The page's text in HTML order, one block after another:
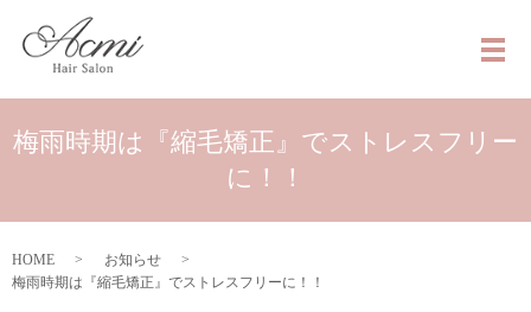
メ
梅雨時期は『縮毛矯正』でストレスフリー
に！！
HOME
お知らせ
梅雨時期は『縮毛矯正』でストレスフリーに！！